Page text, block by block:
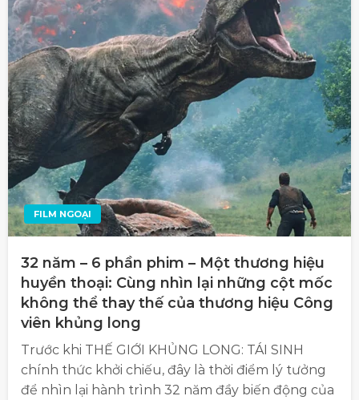
FILM NGOẠI
32 năm – 6 phần phim – Một thương hiệu
huyền thoại: Cùng nhìn lại những cột mốc
không thể thay thế của thương hiệu Công
viên khủng long
Trước khi THẾ GIỚI KHỦNG LONG: TÁI SINH
chính thức khởi chiếu, đây là thời điểm lý tưởng
để nhìn lại hành trình 32 năm đầy biến động của